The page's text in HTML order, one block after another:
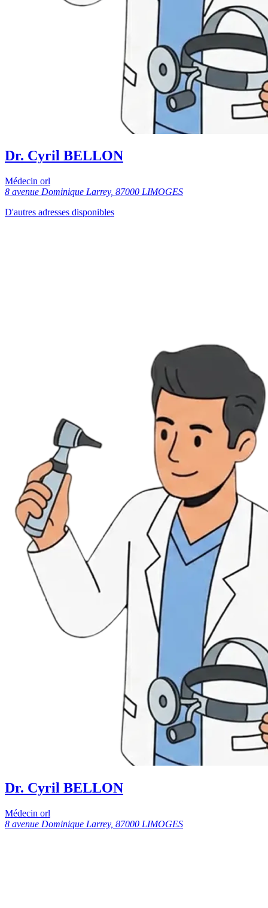
Dr. Cyril BELLON
Médecin orl
8 avenue Dominique Larrey, 87000 LIMOGES
D'autres adresses disponibles
Dr. Cyril BELLON
Médecin orl
8 avenue Dominique Larrey, 87000 LIMOGES